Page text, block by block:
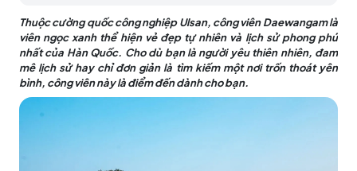
Thuộc cường quốc công nghiệp Ulsan, công viên Daewangam là
viên ngọc xanh thể hiện vẻ đẹp tự nhiên và lịch sử phong phú
nhất của Hàn Quốc. Cho dù bạn là người yêu thiên nhiên, đam
mê lịch sử hay chỉ đơn giản là tìm kiếm một nơi trốn thoát yên
bình, công viên này là điểm đến dành cho bạn.